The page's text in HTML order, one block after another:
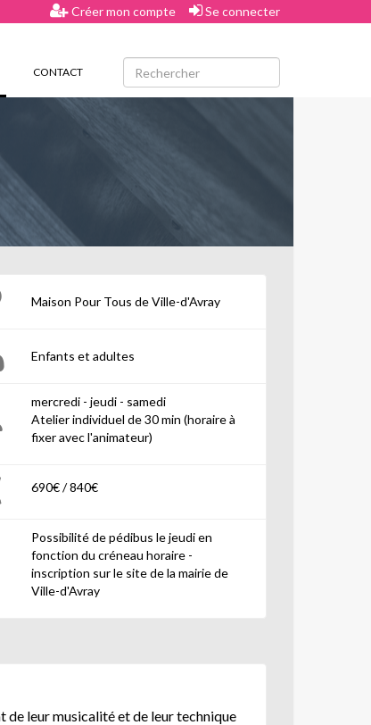
Créer mon compte Se connecter
CONTACT
Maison Pour Tous de Ville-d'Avray
Enfants et adultes
mercredi - jeudi - samedi
Atelier individuel de 30 min (horaire à
fixer avec l'animateur)
690€ / 840€
Possibilité de pédibus le jeudi en
fonction du créneau horaire -
inscription sur le site de la mairie de
Ville-d'Avray
de leur musicalité et de leur technique